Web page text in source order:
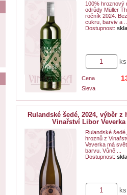
100% hroznový
odrůdy Müller
ročník 2024.
cukru, barviv a
Dostupnost:
ks
Cena
Sleva
Rulandské šedé, 2024, výběr z
Vinařství Libor Veverka
Rulandské
hroznů z
Veverka má
barvu. Vůně ...
Dostupnost:
ks